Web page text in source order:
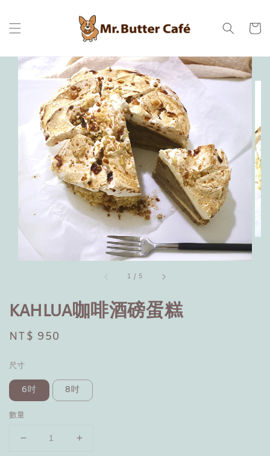
1 / 5
KAHLUA咖啡酒磅蛋糕
Regular
NT$ 950
尺寸
6吋 8吋
數量